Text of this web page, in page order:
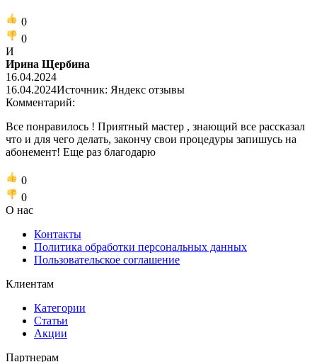
0
0
И
Ирина Щербина
16.04.2024
16.04.2024Источник: Яндекс отзывы
Комментарий:
Все понравилось ! Приятный мастер , знающий все рассказал
что и для чего делать, закончу свои процедуры запишусь на
абонемент! Еще раз благодарю
0
0
О нас
Контакты
Политика обработки персональных данных
Пользовательское соглашение
Клиентам
Категории
Статьи
Акции
Партнерам